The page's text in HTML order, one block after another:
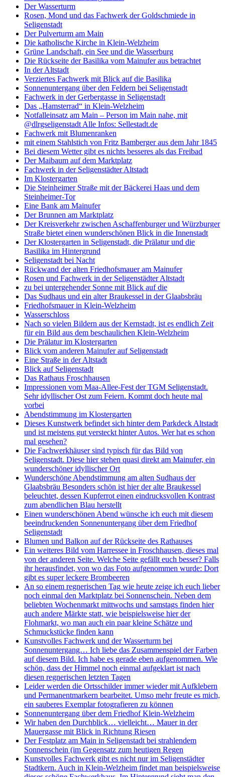
Der Wasserturm
Rosen, Mond und das Fachwerk der Goldschmiede in
Seligenstadt
Der Pulverturm am Main
Die katholische Kirche in Klein-Welzheim
Grüne Landschaft, ein See und die Wasserburg
Die Rückseite der Basilika vom Mainufer aus betrachtet
In der Altstadt
Verziertes Fachwerk mit Blick auf die Basilika
Sonnenuntergang über den Feldern bei Seligenstadt
Fachwerk in der Gerbergasse in Seligenstadt
Das „Hamsterrad“ in Klein-Welzheim
Notfalleinsatz am Main – Person im Main nahe, mit
@dlrgseligenstadt Alle Infos: Sellestadt.de
Fachwerk mit Blumenranken
mit einem Stahlstich von Fritz Bamberger aus dem Jahr 1845
Bei diesem Wetter gibt es nichts besseres als das Freibad
Der Maibaum auf dem Marktplatz
Fachwerk in der Seligenstädter Altstadt
Im Klostergarten
Die Steinheimer Straße mit der Bäckerei Haas und dem
Steinheimer-Tor
Eine Bank am Mainufer
Der Brunnen am Marktplatz
Der Kreisverkehr zwischen Aschaffenburger und Würzburger
Straße bietet einen wunderschönen Blick in die Innenstadt
Der Klostergarten in Seligenstadt, die Prälatur und die
Basilika im Hintergrund
Seligenstadt bei Nacht
Rückwand der alten Friedhofsmauer am Mainufer
Rosen und Fachwerk in der Seligenstädter Altstadt
zu bei untergehender Sonne mit Blick auf die
Das Sudhaus und ein alter Braukessel in der Glaabsbräu
Friedhofsmauer in Klein-Welzheim
Wasserschloss
Nach so vielen Bildern aus der Kernstadt, ist es endlich Zeit
für ein Bild aus dem beschaulichen Klein-Welzheim
Die Prälatur im Klostergarten
Blick vom anderen Mainufer auf Seligenstadt
Eine Straße in der Altstadt
Blick auf Seligenstadt
Das Rathaus Froschhausen
Impressionen vom Maa-Allee-Fest der TGM Seligenstadt.
Sehr idyllischer Ost zum Feiern. Kommt doch heute mal
vorbei
Abendstimmung im Klostergarten
Dieses Kunstwerk befindet sich hinter dem Parkdeck Altstadt
und ist meistens gut versteckt hinter Autos. Wer hat es schon
mal gesehen?
Die Fachwerkhäuser sind typisch für das Bild von
Seligenstadt. Diese hier stehen quasi direkt am Mainufer, ein
wunderschöner idyllischer Ort
Wunderschöne Abendstimmung am alten Sudhaus der
Glaabsbräu Besonders schön ist hier der alte Braukessel
beleuchtet, dessen Kupferrot einen eindrucksvollen Kontrast
zum abendlichen Blau herstellt
Einen wunderschönen Abend wünsche ich euch mit diesem
beeindruckenden Sonnenuntergang über dem Friedhof
Seligenstadt
Blumen und Balkon auf der Rückseite des Rathauses
Ein weiteres Bild vom Harressee in Froschhausen, dieses mal
von der anderen Seite. Welche Seite gefällt euch besser? Falls
ihr herausfindet, von wo das Foto aufgenommen wurde: Dort
gibt es super leckere Brombeeren
An so einem regnerischen Tag wie heute zeige ich euch lieber
noch einmal den Marktplatz bei Sonnenschein. Neben dem
beliebten Wochenmarkt mittwochs und samstags finden hier
auch andere Märkte statt, wie beispielsweise hier der
Flohmarkt, wo man auch ein paar kleine Schätze und
Schmuckstücke finden kann
Kunstvolles Fachwerk und der Wasserturm bei
Sonnenuntergang… Ich liebe das Zusammenspiel der Farben
auf diesem Bild. Ich habe es gerade eben aufgenommen. Wie
schön, dass der Himmel noch einmal aufgeklart ist nach
diesen regnerischen letzten Tagen
Leider werden die Ortsschilder immer wieder mit Aufklebern
und Permanentmarkern bearbeitet. Umso mehr freute es mich,
ein sauberes Exemplar fotografieren zu können
Sonnenuntergang über dem Friedhof Klein-Welzheim
Wir haben den Durchblick… vielleicht… Mauer in der
Mauergasse mit Blick in Richtung Riesen
Der Festplatz am Main in Seligenstadt bei strahlendem
Sonnenschein (im Gegensatz zum heutigen Regen
Kunstvolles Fachwerk gibt es nicht nur im Seligenstädter
Stadtkern. Auch in Klein-Welzheim findet man beispielsweise